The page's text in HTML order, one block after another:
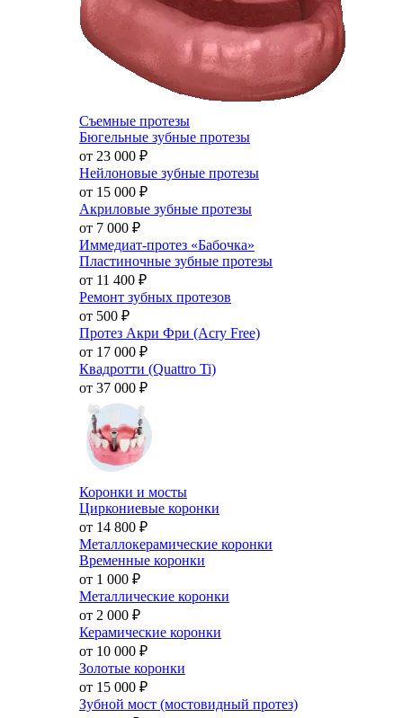
Съемные протезы
Бюгельные зубные протезы
от 23 000 ₽
Нейлоновые зубные протезы
от 15 000 ₽
Акриловые зубные протезы
от 7 000 ₽
Иммедиат-протез «Бабочка»
Пластиночные зубные протезы
от 11 400 ₽
Ремонт зубных протезов
от 500 ₽
Протез Акри Фри (Acry Free)
от 17 000 ₽
Квадротти (Quattro Ti)
от 37 000 ₽
Коронки и мосты
Циркониевые коронки
от 14 800 ₽
Металлокерамические коронки
Временные коронки
от 1 000 ₽
Металлические коронки
от 2 000 ₽
Керамические коронки
от 10 000 ₽
Золотые коронки
от 15 000 ₽
Зубной мост (мостовидный протез)